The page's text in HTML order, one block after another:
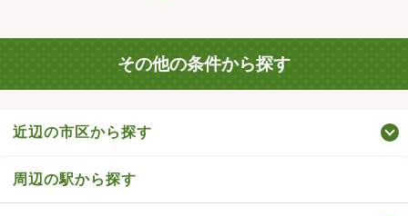
その他の条件から探す
近辺の市区から探す
周辺の駅から探す